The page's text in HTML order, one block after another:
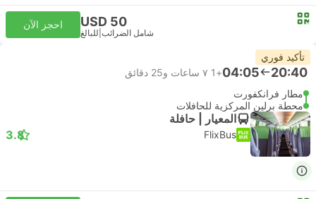
USD 50
شامل الضرائب للبالغ
احجز الآن
تأكيد فوري
20:40
04:05
+1
٧ ساعات و‫25 دقائق
مطار فرانكفورت
محطة برلين المركزية للحافلات
المعيار | حافلة
FlixBus
3.8